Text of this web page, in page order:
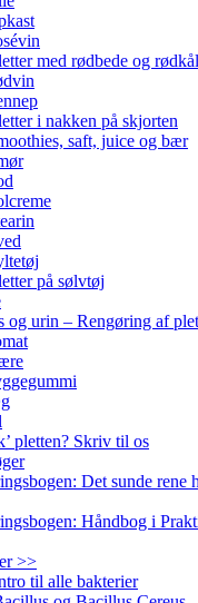
med rødbede og rødkål
i nakken på skjorten
saft, juice og bær
på sølvtøj
og urin – Rengøring af
pletten? Skriv til os
Det sunde rene
Håndbog i
>>
til alle bakterier